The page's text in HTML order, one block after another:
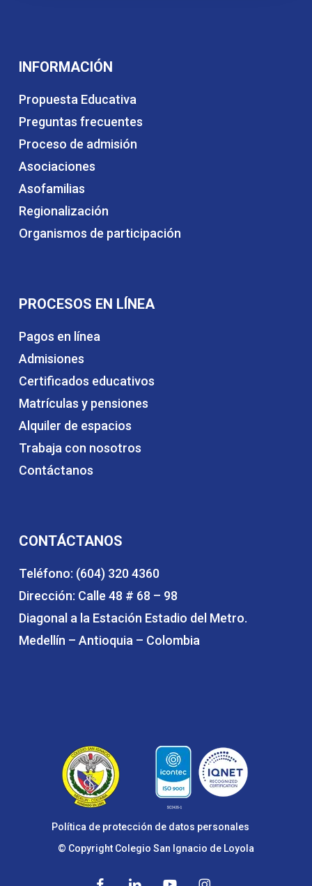
INFORMACIÓN
Propuesta Educativa
Preguntas frecuentes
Proceso de admisión
Asociaciones
Asofamilias
Regionalización
Organismos de participación
PROCESOS EN LÍNEA
Pagos en línea
Admisiones
Certificados educativos
Matrículas y pensiones
Alquiler de espacios
Trabaja con nosotros
Contáctanos
CONTÁCTANOS
Teléfono: (604) 320 4360
Dirección: Calle 48 # 68 – 98
Diagonal a la Estación Estadio del Metro.
Medellín – Antioquia – Colombia
Política de protección de datos personales
© Copyright Colegio San Ignacio de Loyola
facebooklinkedinyoutube instagram